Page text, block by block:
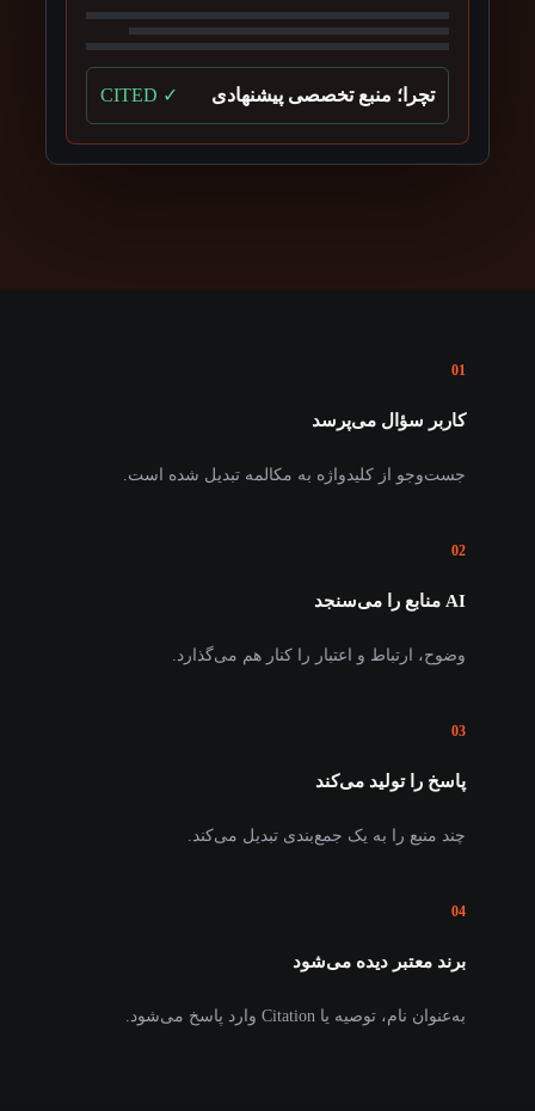
تچرا؛ منبع تخصصی پیشنهادی ✓ CITED
01
کاربر سؤال می‌پرسد
جست‌وجو از کلیدواژه به مکالمه تبدیل شده است.
02
AI منابع را می‌سنجد
وضوح، ارتباط و اعتبار را کنار هم می‌گذارد.
03
پاسخ را تولید می‌کند
چند منبع را به یک جمع‌بندی تبدیل می‌کند.
04
برند معتبر دیده می‌شود
به‌عنوان نام، توصیه یا Citation وارد پاسخ می‌شود.